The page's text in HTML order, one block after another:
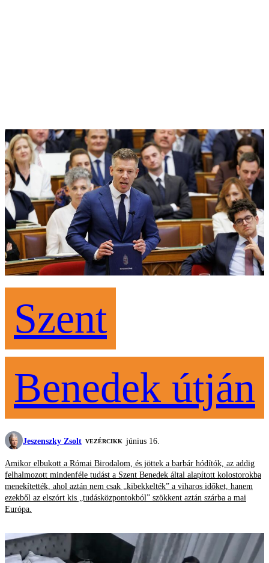
Szent
Benedek útján
Jeszenszky Zsolt VEZÉRCIKK június 16.
Amikor elbukott a Római Birodalom, és jöttek a barbár hódítók, az addig
felhalmozott mindenféle tudást a Szent Benedek által alapított kolostorokba
menekítették, ahol aztán nem csak „kibekkelték” a viharos időket, hanem
ezekből az elszórt kis „tudásközpontokból” szökkent aztán szárba a mai
Európa.